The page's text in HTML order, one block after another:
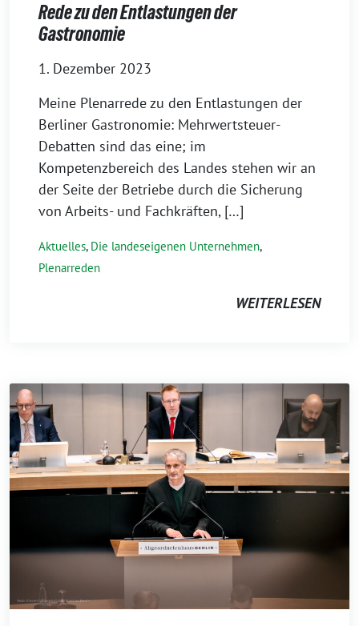
Rede zu den Entlastungen der
Gastronomie
1. Dezember 2023
Meine Plenarrede zu den Entlastungen der
Berliner Gastronomie: Mehrwertsteuer-
Debatten sind das eine; im
Kompetenzbereich des Landes stehen wir an
der Seite der Betriebe durch die Sicherung
von Arbeits- und Fachkräften, […]
Aktuelles, Die landeseigenen Unternehmen,
Plenarreden
WEITERLESEN